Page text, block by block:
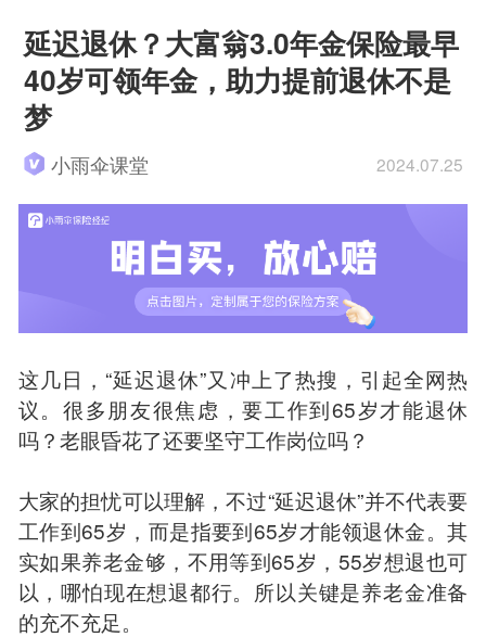
延迟退休？大富翁3.0年金保险最早
40岁可领年金，助力提前退休不是
梦
小雨伞课堂 2024.07.25
这几日，“延迟退休”又冲上了热搜，引起全网热
议。很多朋友很焦虑，要工作到65岁才能退休
吗？老眼昏花了还要坚守工作岗位吗？
大家的担忧可以理解，不过“延迟退休”并不代表要
工作到65岁，而是指要到65岁才能领退休金。其
实如果养老金够，不用等到65岁，55岁想退也可
以，哪怕现在想退都行。所以关键是养老金准备
的充不充足。